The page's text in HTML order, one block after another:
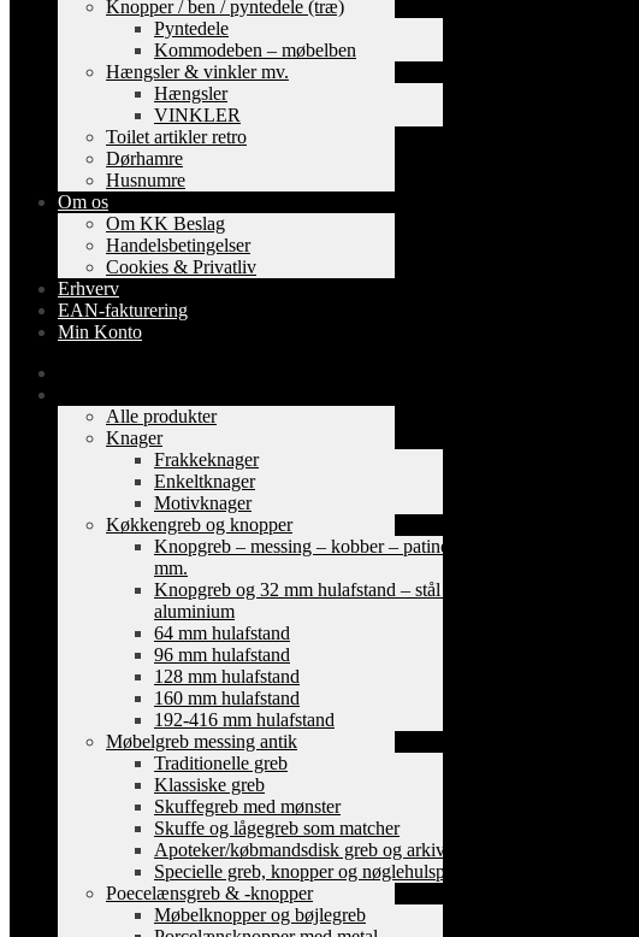
Knopper / ben / pyntedele (træ)
Pyntedele
Kommodeben – møbelben
Hængsler & vinkler mv.
Hængsler
VINKLER
Toilet artikler retro
Dørhamre
Husnumre
Om os
Om KK Beslag
Handelsbetingelser
Cookies & Privatliv
Erhverv
EAN-fakturering
Min Konto
Alle produkter
Knager
Frakkeknager
Enkeltknager
Motivknager
Køkkengreb og knopper
Knopgreb – messing – kobber – patinerede
mm.
Knopgreb og 32 mm hulafstand – stål og
aluminium
64 mm hulafstand
96 mm hulafstand
128 mm hulafstand
160 mm hulafstand
192-416 mm hulafstand
Møbelgreb messing antik
Traditionelle greb
Klassiske greb
Skuffegreb med mønster
Skuffe og lågegreb som matcher
Apoteker/købmandsdisk greb og arkiv skilte
Specielle greb, knopper og nøglehulsplader
Poecelænsgreb & -knopper
Møbelknopper og bøjlegreb